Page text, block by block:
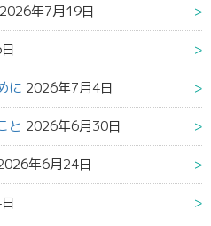
2026年7月19日
に 2026年7月4日
と 2026年6月30日
年6月24日